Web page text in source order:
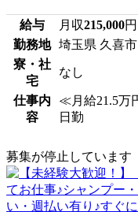
給与 月収215,000
勤務地 埼玉県 久喜市
寮・社
宅
なし
仕事内
容
≪月給21.5万
日勤
募集が停止しています